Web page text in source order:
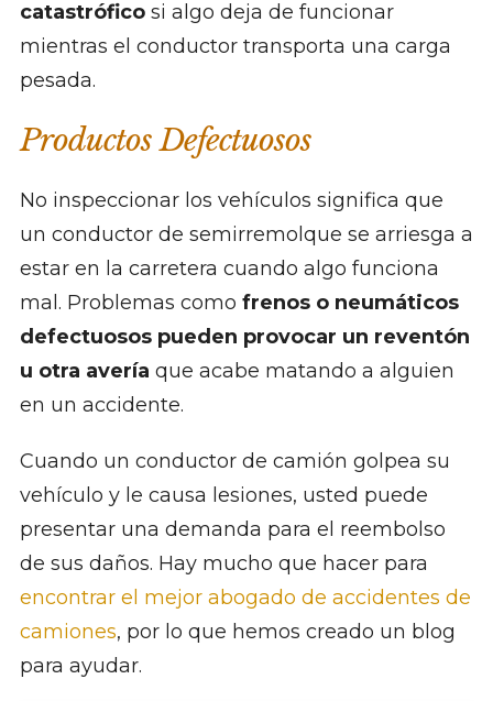
catastróficosi algo deja de funcionar
mientras el conductor transporta una carga
pesada.
Productos Defectuosos
No inspeccionar los vehículos significa que
un conductor de semirremolque se arriesga a
estar en la carretera cuando algo funciona
mal. Problemas como frenos o neumáticos
defectuosos pueden provocar un reventón
u otra avería que acabe matando a alguien
en un accidente.
Cuando un conductor de camión golpea su
vehículo y le causa lesiones, usted puede
presentar una demanda para el reembolso
de sus daños. Hay mucho que hacer para
encontrar el mejor abogado de accidentes de
camiones, por lo que hemos creado un blog
para ayudar.